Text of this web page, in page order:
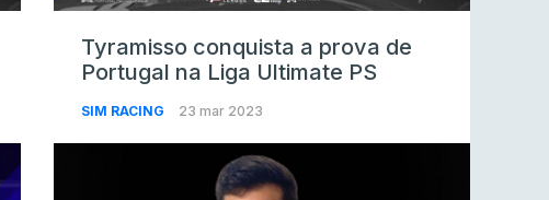
Tyramisso conquista a prova de
Portugal na Liga Ultimate PS
SIM RACING 23 mar 2023